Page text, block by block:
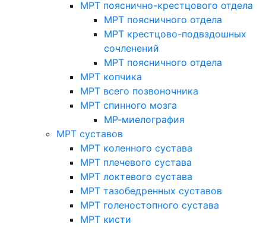
МРТ пояснично-крестцового отдела
МРТ поясничного отдела
МРТ крестцово-подвздошных
сочленений
МРТ поясничного отдела
МРТ копчика
МРТ всего позвоночника
МРТ спинного мозга
МР-миелография
МРТ суставов
МРТ коленного сустава
МРТ плечевого сустава
МРТ локтевого сустава
МРТ тазобедренных суставов
МРТ голеностопного сустава
МРТ кисти